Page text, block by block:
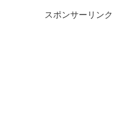
スポンサーリンク